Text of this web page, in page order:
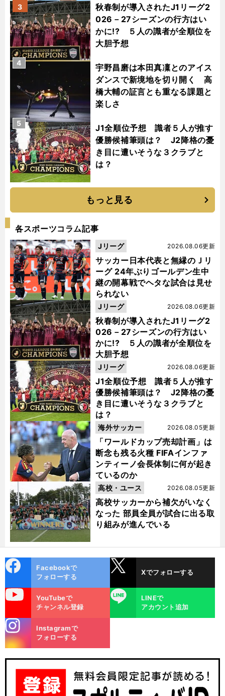
秋春制が導入されたJ1リーグ2
026－27シーズンの行方はい
かに!? ５人の識者が全順位を
大胆予想
3
宇野昌磨は本田真凜とのアイス
ダンスで新境地を切り開く 高
橋大輔の証言とも重なる課題と
楽しさ
4
J1全順位予想 識者５人が推す
優勝候補筆頭は？ J2降格の憂
き目に遭いそうな３クラブと
は？
5
もっと見る
各スポーツコラム記事
サッカー日本代表と無縁のＪリ
ーグ 24年ぶりゴールデン生中
継の開幕戦でヘタな試合は見せ
られない
2026.08.06更新
Jリーグ
秋春制が導入されたJ1リーグ2
026－27シーズンの行方はい
かに!? ５人の識者が全順位を
大胆予想
2026.08.06更新
Jリーグ
J1全順位予想 識者５人が推す
優勝候補筆頭は？ J2降格の憂
き目に遭いそうな３クラブと
は？
2026.08.06更新
Jリーグ
「ワールドカップ売却計画」は
断念も残る火種 FIFAインファ
ンティーノ会長体制に何が起き
ているのか
2026.08.05更新
海外サッカー
高校サッカーから補欠がいなく
なった 部員全員が試合に出る取
り組みが進んでいる
2026.08.05更新
高校・ユース
ok
Facebookで
フォローする
Xでフォローする
YouTubeで
チャンネル登録
LINE
LINEで
アカウント追加
m
Instagramで
フォローする